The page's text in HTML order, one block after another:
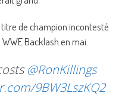
de champion incontesté
Backlash en mai.
@RonKillings
9BW3LszKQ2